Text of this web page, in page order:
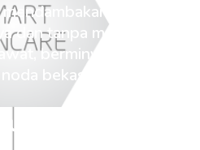
wajah yang
dan tanpa masalah sama
berminyak/ kusam,
bekas jerawat.
Sist..